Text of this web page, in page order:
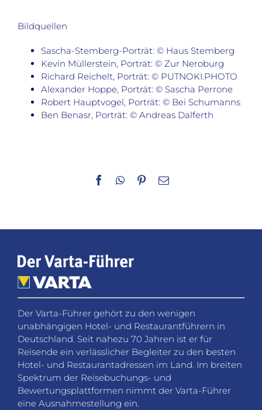
Bildquellen
Sascha-Stemberg-Porträt: © Haus Stemberg
Kevin Müllerstein, Porträt: © Zur Neroburg
Richard Reichelt, Porträt: © PUTNOKI.PHOTO
Alexander Hoppe, Porträt: © Sascha Perrone
Robert Hauptvogel, Porträt: © Bei Schumanns
Ben Benasr, Porträt: © Andreas Dalferth
Facebook
WhatsApp
Pinterest
E-
Der Varta-Führer gehört zu den wenigen
unabhängigen Hotel- und Restaurantführern in
Deutschland. Seit nahezu 70 Jahren ist er für
Reisende ein verlässlicher Begleiter zu den besten
Hotel- und Restaurantadressen im Land. Im breiten
Spektrum der Reisebuchungs- und
Bewertungsplattformen nimmt der Varta-Führer
eine Ausnahmestellung ein.